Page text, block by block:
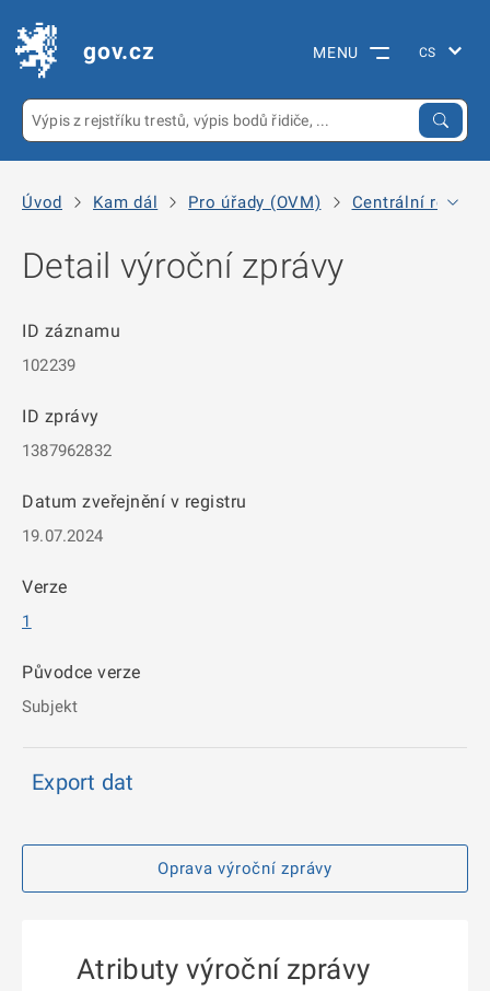
gov.cz MENU
Úvod Kam dál Pro úřady (OVM) Centrální registr
Detail výroční zprávy
ID záznamu
102239
ID zprávy
1387962832
Datum zveřejnění v registru
19.07.2024
Verze
1
Původce verze
Subjekt
Export dat
Oprava výroční zprávy
Atributy výroční zprávy